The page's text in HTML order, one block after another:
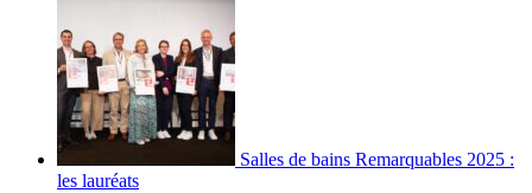
Salles de bains Remarquables 2025 :
les lauréats